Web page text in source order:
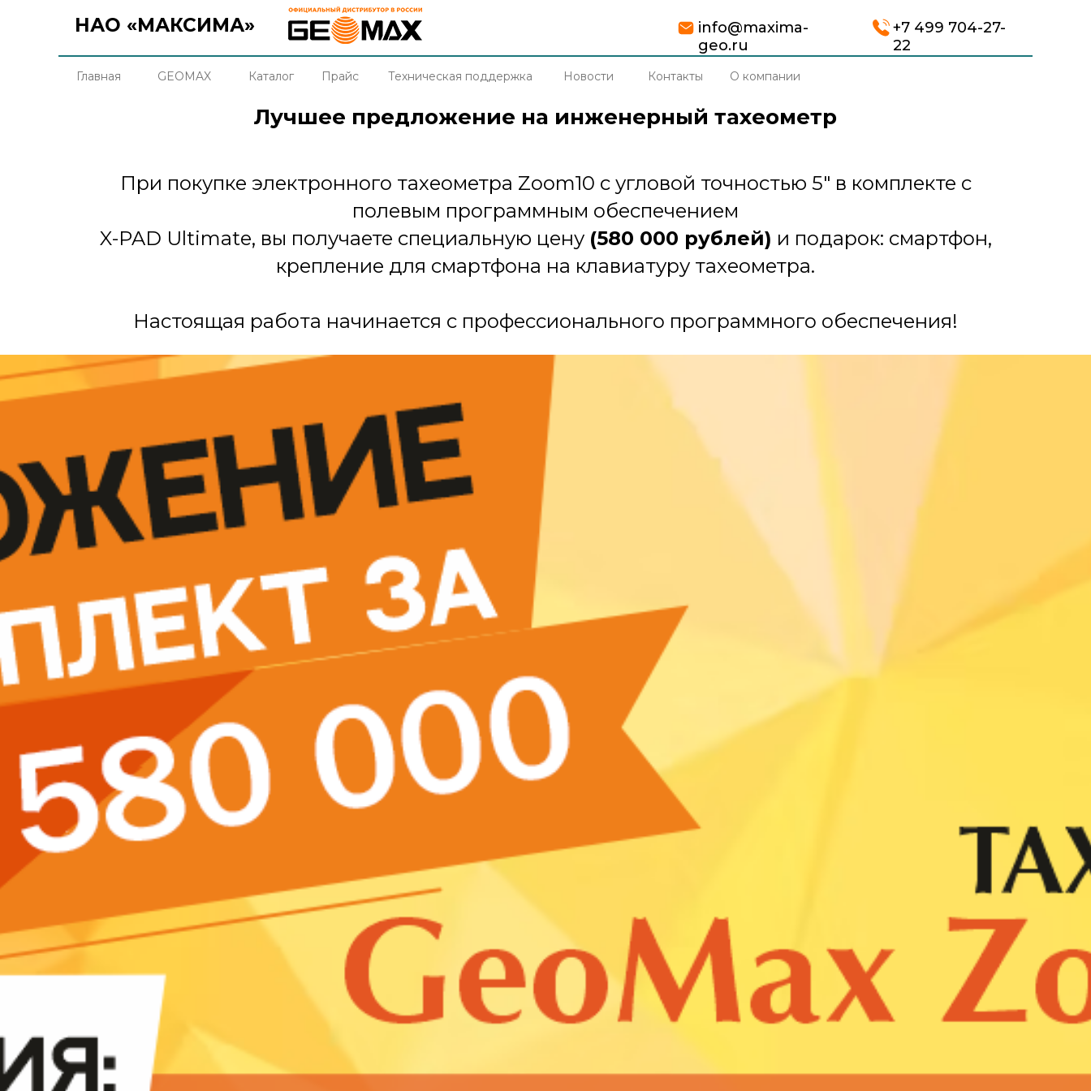
Контакты
Техническая поддержка Новости
Прайс
GEOMAX О компании
Главная
+7 499 704-27-
22
НАО «МАКСИМА»
info@maxima-
geo.ru
Каталог
Лучшее предложение на инженерный тахеометр
При покупке электронного тахеометра Zoom10 с угловой точностью 5" в комплекте с
полевым программным обеспечением
X-PAD Ultimate, вы получаете специальную цену (580 000 рублей) и подарок: смартфон,
крепление для смартфона на клавиатуру тахеометра.
Настоящая работа начинается с профессионального программного обеспечения!